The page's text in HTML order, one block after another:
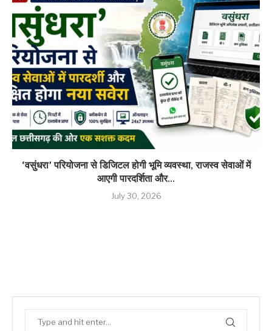
‘वसुंधरा’ परियोजना से डिजिटल होगी भूमि व्यवस्था, राजस्व सेवाओं में
आएगी पारदर्शिता और...
July 30, 2026